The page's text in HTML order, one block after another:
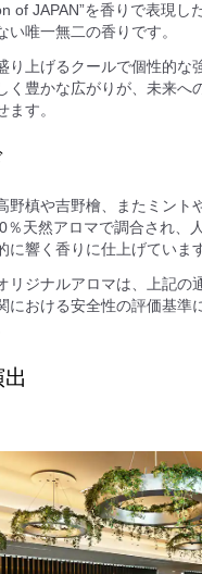
of JAPAN”を香りで表現し
い唯一無二の香りです。
り上げるクールで個性的な
く豊かな広がりが、未来へ
ます。
野槙や吉野檜、またミント
％天然アロマで調合され、
に響く香りに仕上げています
リジナルアロマは、上記の
における安全性の評価基準